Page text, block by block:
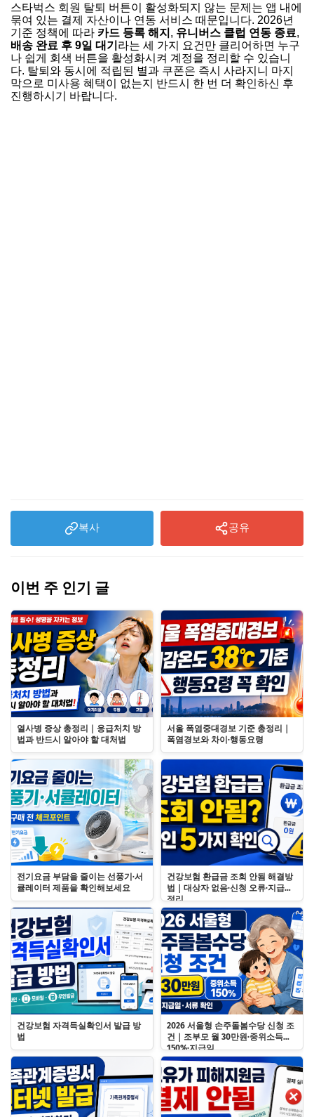
스타벅스 회원 탈퇴 버튼이 활성화되지 않는 문제는 앱 내에
묶여 있는 결제 자산이나 연동 서비스 때문입니다. 2026년
기준 정책에 따라 카드 등록 해지 , 유니버스 클럽 연동 종료,
배송 완료 후 9일 대기 라는 세 가지 요건만 클리어하면 누구
나 쉽게 회색 버튼을 활성화시켜 계정을 정리할 수 있습니
다. 탈퇴와 동시에 적립된 별과 쿠폰은 즉시 사라지니 마지
막으로 미사용 혜택이 없는지 반드시 한 번 더 확인하신 후
진행하시기 바랍니다.
복사 공유
이번 주 인기 글
열사병 증상 총정리｜응급처치 방
법과 반드시 알아야 할 대처법
서울 폭염중대경보 기준 총정리｜
폭염경보와 차이·행동요령
전기요금 부담을 줄이는 선풍기·서
큘레이터 제품을 확인해보세요
건강보험 환급금 조회 안됨 해결방
법｜대상자 없음·신청 오류·지급일
정리
건강보험 자격득실확인서 발급 방
법
2026 서울형 손주돌봄수당 신청 조
건｜조부모 월 30만원·중위소득
150%·지급일